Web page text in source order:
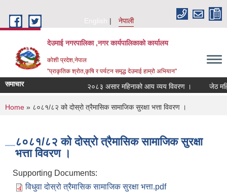
English
नेपाली
देउमाई नगरपालिका ,नगर कार्यपालिकाको कार्यालय
कोशी प्रदेश,नेपाल
"प्राकृतिक श्रोत,कृषि र पर्यटन समृद्ध देउमाई हाम्रो अभियान"
समाचार २०८३ असार महिनाको आय व्यय विवरण । जेठ
You are here
Home » ८०८१/८२ को दोस्रो त्रैमासिक सामाजिक सुरक्षा भत्ता विवरण ।
८०८१/८२ को दोस्रो त्रैमासिक सामाजिक सुरक्षा
भत्ता विवरण ।
Supporting Documents:
विधुवा दोस्रो त्रैमासिक सामाजिक सुरक्षा भत्ता.pdf